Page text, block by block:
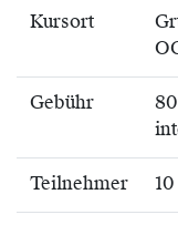
Kursort
Gebühr
Teilnehmer 10